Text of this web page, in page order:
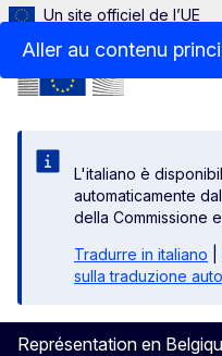
Aller au contenu
Un site officiel de l’UE
L'italiano è
automaticamente
della Commissione
Tradurre in italiano
sulla traduzione
Représentation en
Menu